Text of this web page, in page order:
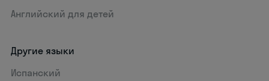
Английский для детей
Другие языки
Испанский